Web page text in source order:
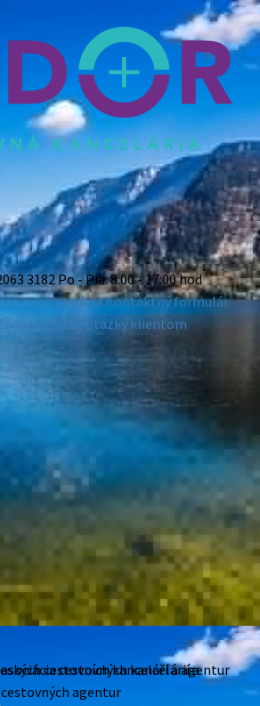
3182Po - Pia: 8:00 - 17:00 hod
nás zaujímaKontaktný formulár
otázky klientom